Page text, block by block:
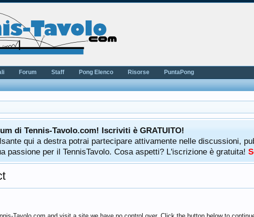
di Tennis-Tavolo.com! Iscriviti è GRATUITO!
qui a destra potrai partecipare attivamente nelle discussioni,
passione per il TennisTavolo. Cosa aspetti? L'iscrizione è gratuita!
Forum Staff Pong Elenco Risorse PuntaPong